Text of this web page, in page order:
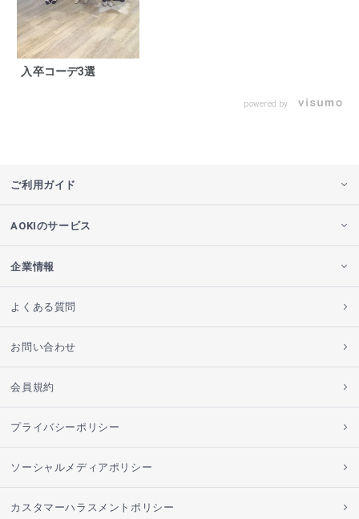
入卒コーデ3選
powered by
ご利用ガイド
AOKIのサービス
企業情報
よくある質問
お問い合わせ
会員規約
プライバシーポリシー
ソーシャルメディアポリシー
カスタマーハラスメントポリシー